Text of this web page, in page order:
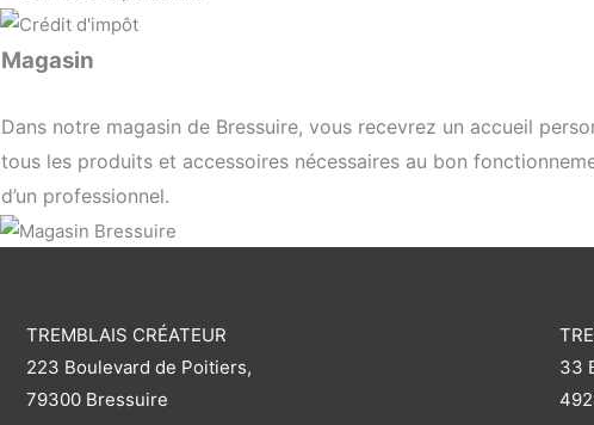
Magasin
Dans notre magasin de Bressuire, vous recevrez un accueil
tous les produits et accessoires nécessaires au bon
d’un professionnel.
TREMBLAIS CRÉATEUR
223 Boulevard de Poitiers,
79300 Bressuire
33